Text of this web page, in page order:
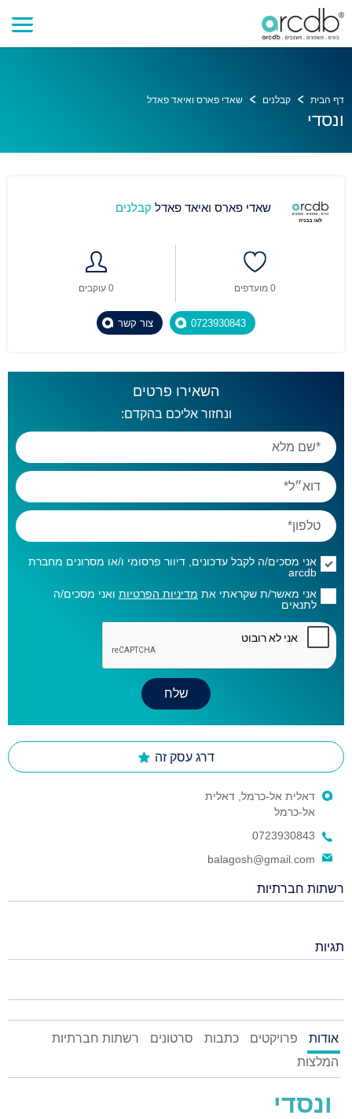
דף הבית קבלנים שאדי פארס ואיאד פאדל
ונסדי
שאדי פארס ואיאד פאדל קבלנים
0 עוקבים 0 מועדפים
צור קשר 0723930843
השאירו פרטים
ונחזור אליכם בהקדם:
אני מסכים/ה לקבל עדכונים, דיוור פרסומי ו/או מסרונים מחברת
arcdb
אני מאשר/ת שקראתי את מדיניות הפרטיות ואני מסכים/ה
לתנאים
דרג עסק זה
דאלית אל-כרמל, דאלית
אל-כרמל
0723930843
balagosh@gmail.com
רשתות חברתיות
תגיות
אודות פרויקטים כתבות סרטונים
רשתות חברתיות
המלצות
ונסדי